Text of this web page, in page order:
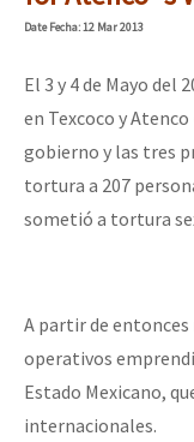
Mundo
La Sexta
AutonomÍa y
Megaproyectos
Mujeres
Niñxs
ETIQUETAS
Dia 2 do Encontro
Dia 1: Encontro
“Sonhando a Terra do
DateFecha: 12 Mar 2013
El 3 y 4 de Mayo del
en Texcoco y
gobierno y las tres
tortura a 207
sometió a tortura
A partir de
operativos
Estado Mexicano,
internacionales.